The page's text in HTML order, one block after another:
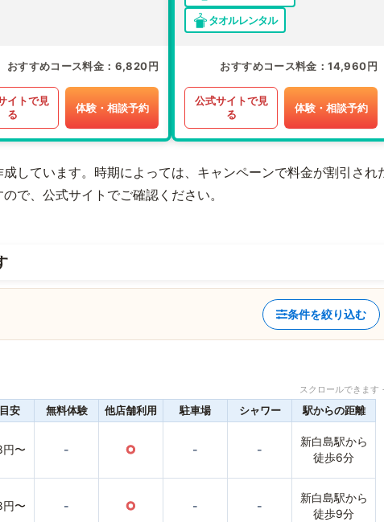
おすすめコース料金 6,820円
イトで見
る
体験・相談予約
タオルレンタル
おすすめコース料金 14,960円
公式サイトで見
る
体験・相談予約
しています。時期によっては、キャンペーンで料金が割引され
で、公式サイトでご確認ください。
条件を絞り込む
スクロールできま
安 無料体験 他店舗利用 駐車場 シャワー 駅からの距離
〜 - ○ - -
新白島駅から
徒歩6分
〜 - ○ - -
新白島駅から
徒歩9分